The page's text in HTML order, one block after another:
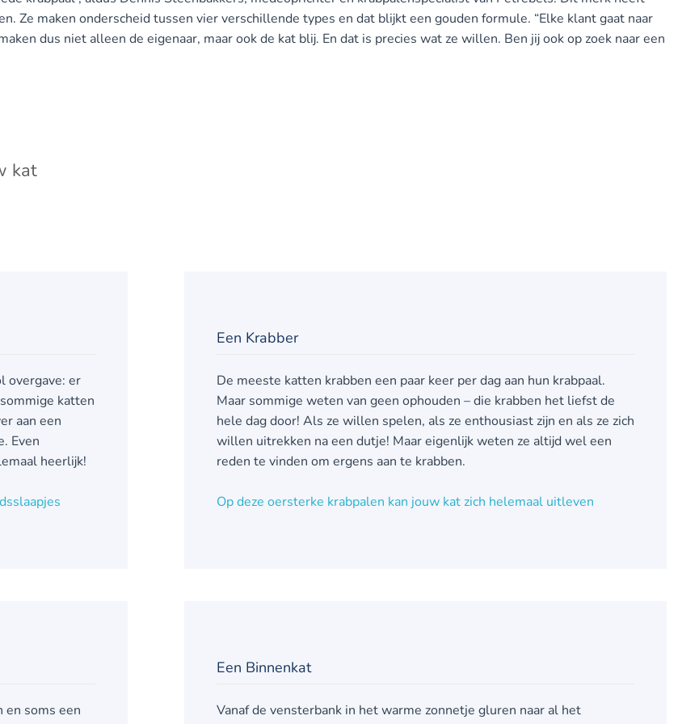
Ze maken onderscheid tussen vier verschillende types en dat blijkt een gouden formule. “Elke klant gaat naar
dus niet alleen de eigenaar, maar ook de kat blij. En dat is precies wat ze willen. Ben jij ook op zoek naar een
kat
overgave: er
katten
aan een
Even
heerlijk!
Een Krabber
De meeste katten krabben een paar keer per dag aan hun krabpaal.
Maar sommige weten van geen ophouden – die krabben het liefst de
hele dag door! Als ze willen spelen, als ze enthousiast zijn en als ze zich
willen uitrekken na een dutje! Maar eigenlijk weten ze altijd wel een
reden te vinden om ergens aan te krabben.
Op deze oersterke krabpalen kan jouw kat zich helemaal uitleven
en soms een
Een Binnenkat
Vanaf de vensterbank in het warme zonnetje gluren naar al het